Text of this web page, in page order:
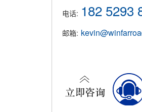
电话: 182 5293
邮箱: